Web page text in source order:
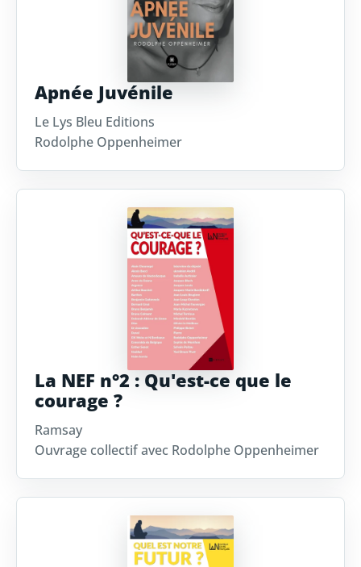
Apnée Juvénile
Le Lys Bleu Editions
Rodolphe Oppenheimer
La NEF n°2 : Qu'est-ce que le
courage ?
Ramsay
Ouvrage collectif avec Rodolphe Oppenheimer